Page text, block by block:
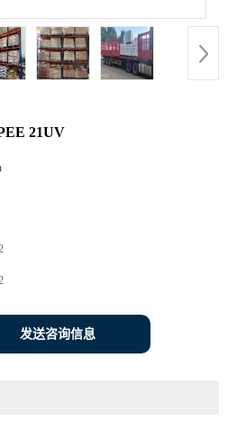
21UV
发送咨询信息